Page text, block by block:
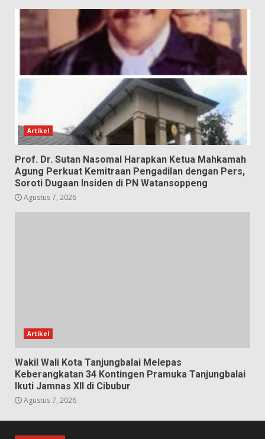
Artikel
Prof. Dr. Sutan Nasomal Harapkan Ketua Mahkamah
Agung Perkuat Kemitraan Pengadilan dengan Pers,
Soroti Dugaan Insiden di PN Watansoppeng
Agustus 7, 2026
Artikel
Wakil Wali Kota Tanjungbalai Melepas
Keberangkatan 34 Kontingen Pramuka Tanjungbalai
Ikuti Jamnas XII di Cibubur
Agustus 7, 2026